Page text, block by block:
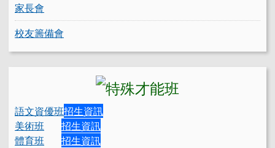
家長會
校友籌備會
語文資優班招生資訊
美術班
招生資訊
體育班
招生資訊